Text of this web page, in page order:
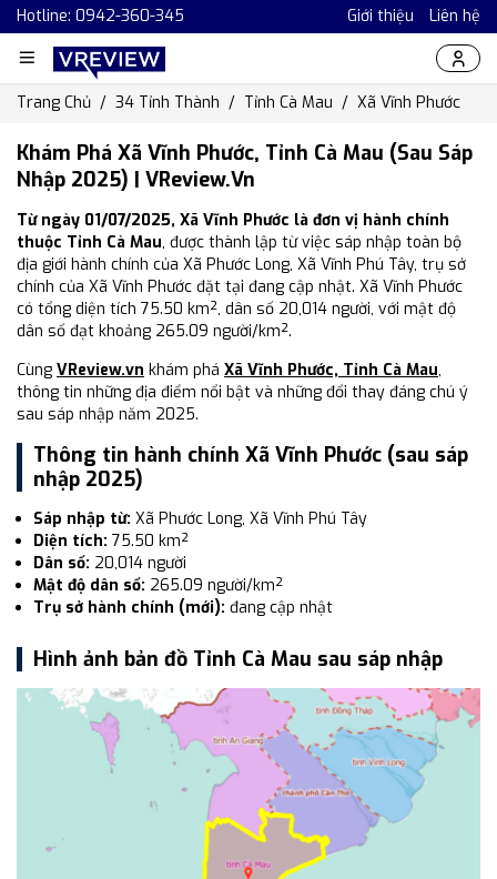
Hotline: 0942-360-345 Giới thiệu Liên hệ
Trang Chủ 34 Tỉnh Thành Tỉnh Cà Mau Xã Vĩnh Phước
Khám Phá Xã Vĩnh Phước, Tỉnh Cà Mau (Sau Sáp
Nhập 2025) | VReview.vn
Từ ngày 01/07/2025, Xã Vĩnh Phước là đơn vị hành chính
thuộc Tỉnh Cà Mau, được thành lập từ việc sáp nhập toàn bộ
địa giới hành chính của Xã Phước Long, Xã Vĩnh Phú Tây, trụ sở
chính của Xã Vĩnh Phước đặt tại đang cập nhật. Xã Vĩnh Phước
có tổng diện tích 75.50 km², dân số 20,014 người, với mật độ
dân số đạt khoảng 265.09 người/km².
Cùng VReview.vn khám phá Xã Vĩnh Phước, Tỉnh Cà Mau,
thông tin những địa điểm nổi bật và những đổi thay đáng chú ý
sau sáp nhập năm 2025.
Thông tin hành chính Xã Vĩnh Phước (sau sáp
nhập 2025)
Sáp nhập từ: Xã Phước Long, Xã Vĩnh Phú Tây
Diện tích: 75.50 km²
Dân số: 20,014 người
Mật độ dân số: 265.09 người/km²
Trụ sở hành chính (mới): đang cập nhật
Hình ảnh bản đồ Tỉnh Cà Mau sau sáp nhập